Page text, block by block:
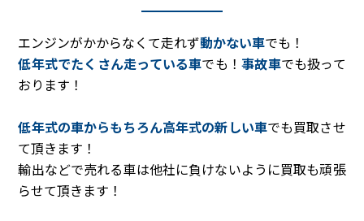
エンジンがかからなくて走れず動かない車でも！
低年式でたくさん走っている車でも！事故車でも扱って
おります！
低年式の車からもちろん高年式の新しい車でも買取させ
て頂きます！
輸出などで売れる車は他社に負けないように買取も頑張
らせて頂きます！